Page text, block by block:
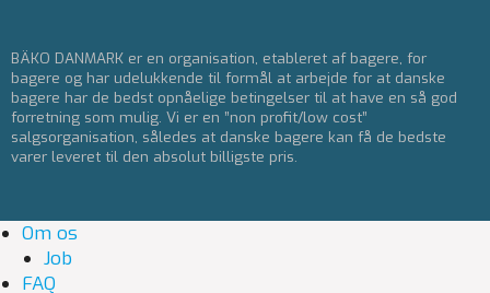
BÄKO DANMARK er en organisation, etableret af bagere, for
bagere og har udelukkende til formål at arbejde for at danske
bagere har de bedst opnåelige betingelser til at have en så god
forretning som mulig. Vi er en ”non profit/low cost”
salgsorganisation, således at danske bagere kan få de bedste
varer leveret til den absolut billigste pris.
Om os
Job
FAQ